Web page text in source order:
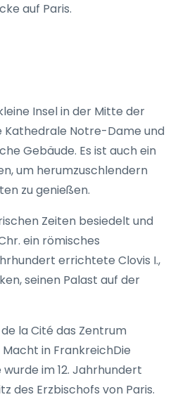
auf Paris.
Insel in der Mitte der
Kathedrale Notre-Dame und
Gebäude. Es ist auch ein
um herumzuschlendern
zu genießen.
Zeiten besiedelt und
ein römisches
errichtete Clovis I.,
seinen Palast auf der
la Cité das Zentrum
in FrankreichDie
im 12. Jahrhundert
des Erzbischofs von Paris.